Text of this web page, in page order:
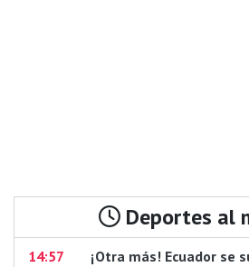
Deportes al
14:57
¡Otra más! Ecuador se